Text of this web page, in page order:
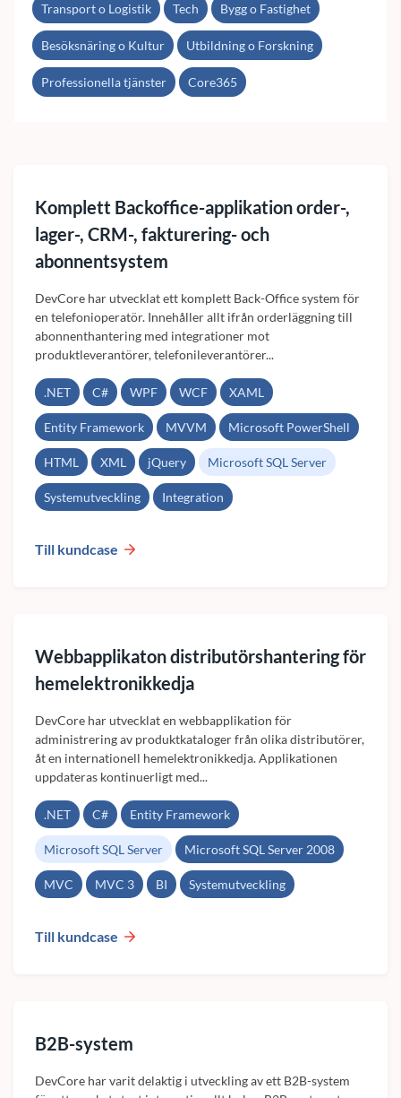
Transport o Logistik Tech Bygg o Fastighet
Besöksnäring o Kultur Utbildning o Forskning
Professionella tjänster Core365
Komplett Backoffice-applikation order-,
lager-, CRM-, fakturering- och
abonnentsystem
DevCore har utvecklat ett komplett Back-Office system för
en telefonioperatör. Innehåller allt ifrån orderläggning till
abonnenthantering med integrationer mot
produktleverantörer, telefonileverantörer...
.NET C# WPF WCF XAML
Entity Framework MVVM Microsoft PowerShell
HTML XML jQuery Microsoft SQL Server
Systemutveckling Integration
Till kundcase
Webbapplikaton distributörshantering för
hemelektronikkedja
DevCore har utvecklat en webbapplikation för
administrering av produktkataloger från olika distributörer,
åt en internationell hemelektronikkedja. Applikationen
uppdateras kontinuerligt med...
.NET C# Entity Framework
Microsoft SQL Server Microsoft SQL Server 2008
MVC MVC 3 BI Systemutveckling
Till kundcase
B2B-system
DevCore har varit delaktig i utveckling av ett B2B-system